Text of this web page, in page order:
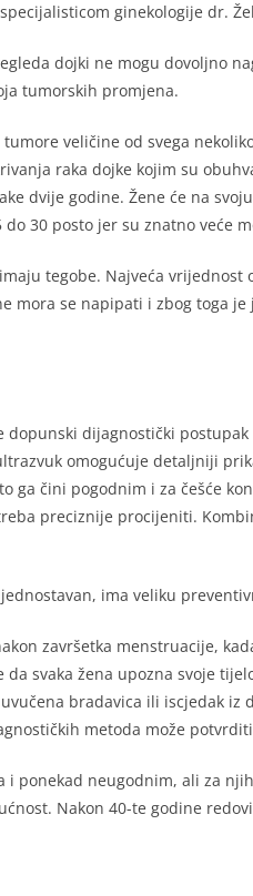
ginekologije dr.
dojki ne mogu dovoljno
tumorskih promjena.
veličine od svega
raka dojke kojim su
dvije godine. Žene će na
30 posto jer su znatno veće
tegobe. Najveća
mora se napipati i zbog toga
dijagnostički
omogućuje detaljniji
ga čini pogodnim i za češće
preciznije procijeniti.
ima veliku
završetka menstruacije,
svaka žena upozna svoje
bradavica ili iscjedak
metoda može
i ponekad neugodnim, ali za
Nakon 40-te godine